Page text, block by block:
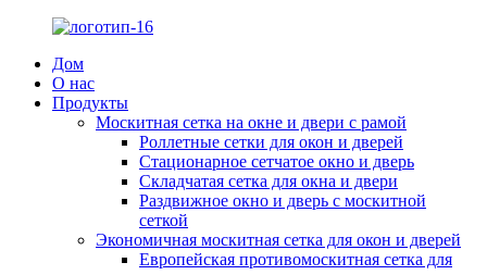
Дом
О нас
Продукты
Москитная сетка на окне и двери с рамой
Роллетные сетки для окон и дверей
Стационарное сетчатое окно и дверь
Складчатая сетка для окна и двери
Раздвижное окно и дверь с москитной
сеткой
Экономичная москитная сетка для окон и дверей
Европейская противомоскитная сетка для